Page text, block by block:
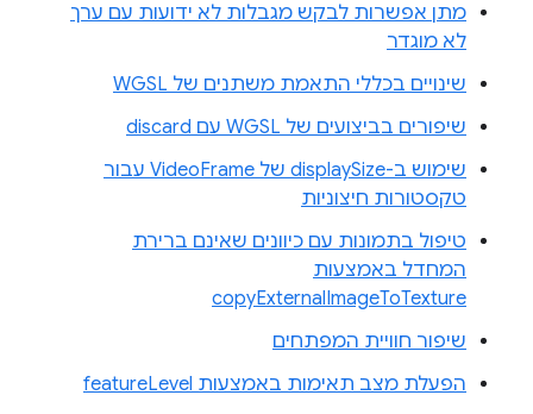
מתן אפשרות לבקש מגבלות לא ידועות עם ערך
לא מוגדר
שינויים בכללי התאמת משתנים של WGSL
שיפורים בביצועים של WGSL עם discard
שימוש ב-displaySize של VideoFrame עבור
טקסטורות חיצוניות
טיפול בתמונות עם כיוונים שאינם ברירת
המחדל באמצעות
copyExternalImageToTexture
שיפור חוויית המפתחים
הפעלת מצב תאימות באמצעות featureLevel